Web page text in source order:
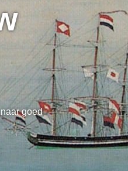
goed